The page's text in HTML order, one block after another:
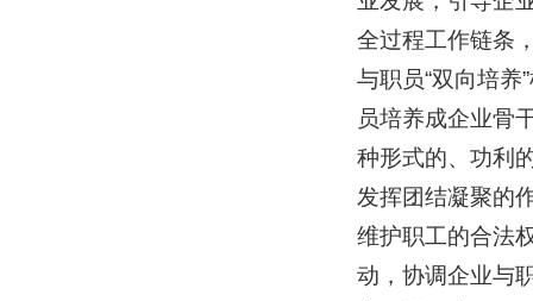
全过程工作链条
与职员“双向培
员培养成企业骨
种形式的、功利
发挥团结凝聚的
维护职工的合法
动，协调企业与